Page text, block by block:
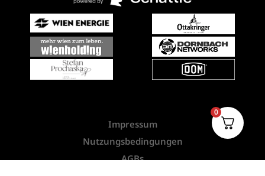
Impressum
Nutzungsbedingungen
AGBs
0